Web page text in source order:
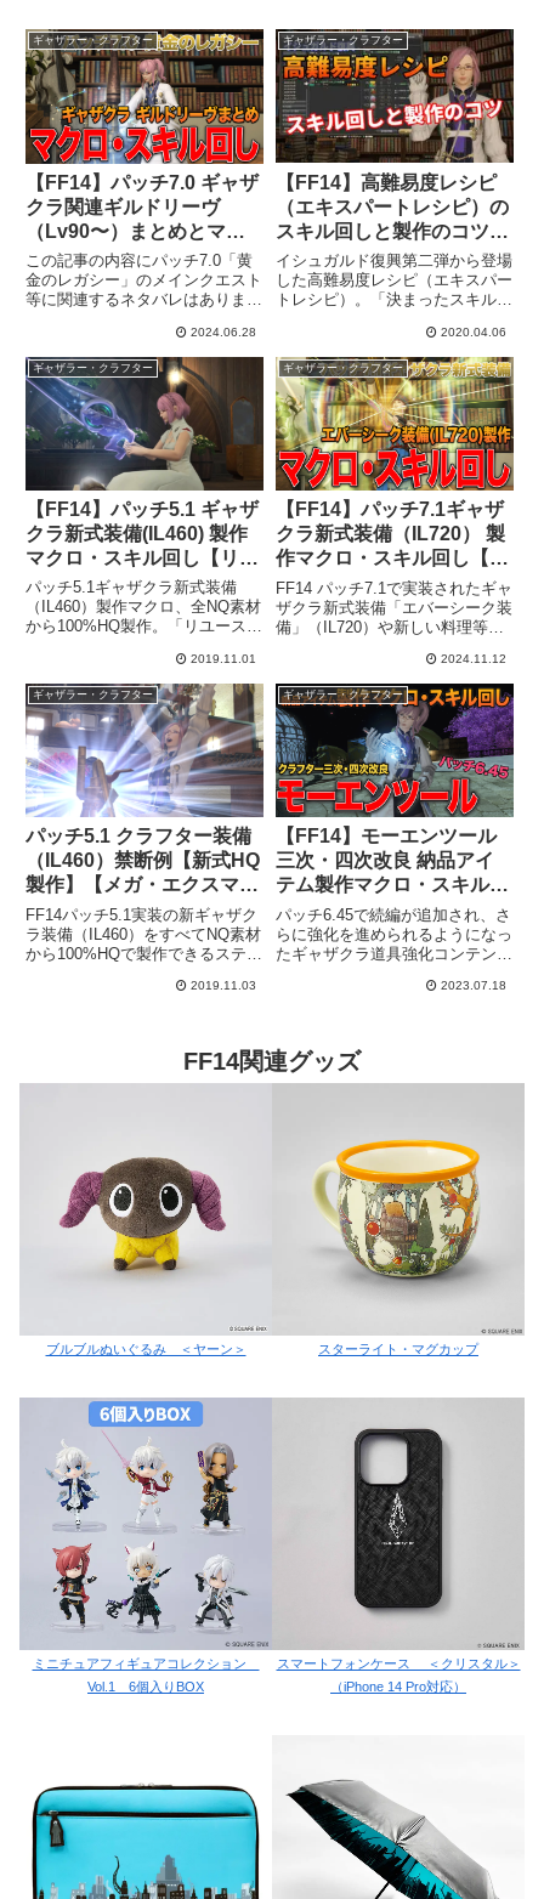
ギャザラー・クラフター
【FF14】パッチ7.0 ギャザ
クラ関連ギルドリーヴ
（Lv90〜）まとめとマク
ロ・スキル回し【黄金のレ
ガシー】
この記事の内容にパッチ7.0「黄
金のレガシー」のメインクエスト
等に関連するネタバレはありませ
などのなかで、新エリアの地名や
あたらしい製作アイテム、素材名
などが出てきます。一切の情報な
く新パッチを楽しみたい方はご...
2024.06.28
ギャザラー・クラフター
【FF14】高難易度レシピ
（エキスパートレシピ）の
スキル回しと製作のコツ
【イシュガルド復興】
イシュガルド復興第二弾から登場
した高難易度レシピ（エキスパー
トレシピ）。「決まったスキル回
り難易度の高い製作になっている
こともあり チャレンジしてみた
けど、そもそも完成できない 納
品できる価値まで上げることが
で...
2020.04.06
ギャザラー・クラフター
【FF14】パッチ5.1 ギャザ
クラ新式装備(IL460) 製作
マクロ・スキル回し【リユ
ース・最終確認】【NQ素
材からHQ100%】
パッチ5.1ギャザクラ新式装備
（IL460）製作マクロ、全NQ素材
から100%HQ製作。「リユース」
2019.11.01
ギャザラー・クラフター
【FF14】パッチ7.1ギャザ
クラ新式装備（IL720） 製
作マクロ・スキル回し【エ
バーシーク装備】
FF14 パッチ7.1で実装されたギャ
ザクラ新式装備「エバーシーク装
備」（IL720）や新しい料理等、
のマクロ・スキル回し例です。
11/20：装備更新フル禁断×マイ
スター向けのマクロを追記しまし
た！ 11/1...
2024.11.12
ギャザラー・クラフター
パッチ5.1 クラフター装備
（IL460）禁断例【新式HQ
製作】【メガ・エクスマテ
リジャなし】
FF14パッチ5.1実装の新ギャザク
ラ装備（IL460）をすべてNQ素材
から100%HQで製作できるステー
す。メガ・エクスマテリジャな
2019.11.03
ギャザラー・クラフター
【FF14】モーエンツール
三次・四次改良 納品アイ
テム製作マクロ・スキル回
し【パッチ6.45 】【クラフ
ター】
パッチ6.45で続編が追加され、さ
らに強化を進められるようになっ
たギャザクラ道具強化コンテンツ
事家向けの◯◯」アイテムを製作
段階的に強化していきます。...
2023.07.18
FF14関連グッズ
ブルブルぬいぐるみ ＜ヤーン＞ スターライト・マグカップ
ミニチュアフィギュアコレクション
Vol.1 6個入りBOX
スマートフォンケース ＜クリスタル＞
（iPhone 14 Pro対応）